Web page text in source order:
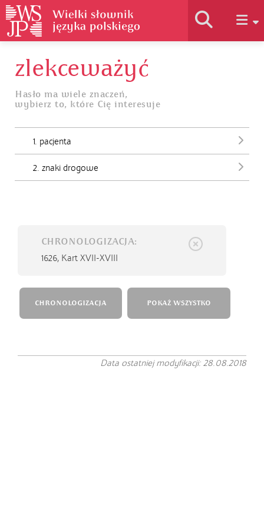
Historia słownika
Jak korzystać
zlekceważyć
Hasło ma wiele znaczeń,
wybierz to, które Cię interesuje
1. pacjenta
2. znaki drogowe
CHRONOLOGIZACJA:
1626, Kart XVII-XVIII
CHRONOLOGIZACJA POKAŻ WSZYSTKO
Data ostatniej modyfikacji: 28.08.2018